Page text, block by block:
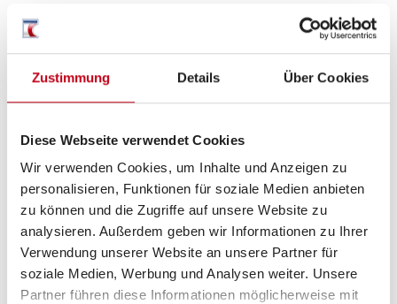
Zustimmung Details Über Cookies
Diese Webseite verwendet Cookies
Wir verwenden Cookies, um Inhalte und Anzeigen zu
personalisieren, Funktionen für soziale Medien anbieten
zu können und die Zugriffe auf unsere Website zu
analysieren. Außerdem geben wir Informationen zu Ihrer
Verwendung unserer Website an unsere Partner für
soziale Medien, Werbung und Analysen weiter. Unsere
Partner führen diese Informationen möglicherweise mit
Beschreibung
Hobby Prestige 620 CL ? Modell 2026
Maße
Gesamtlänge: 762 cm
Aufbaulänge: 640 cm
Breite: 250 cm